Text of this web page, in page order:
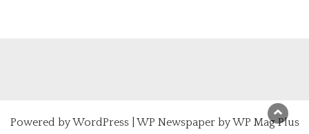
Powered byWordPress| WP Newspaper by WP Mag Plus